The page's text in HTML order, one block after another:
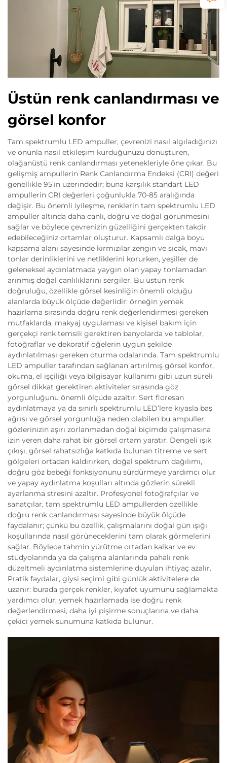
Üstün renk canlandırması ve
görsel konfor
Tam spektrumlu LED ampuller, çevrenizi nasıl algıladığınızı
ve onunla nasıl etkileşim kurduğunuzu dönüştüren,
olağanüstü renk canlandırması yetenekleriyle öne çıkar. Bu
gelişmiş ampullerin Renk Canlandırma Endeksi (CRI) değeri
genellikle 95’in üzerindedir; buna karşılık standart LED
ampullerin CRI değerleri çoğunlukla 70-85 aralığında
değişir. Bu önemli iyileşme, renklerin tam spektrumlu LED
ampuller altında daha canlı, doğru ve doğal görünmesini
sağlar ve böylece çevrenizin güzelliğini gerçekten takdir
edebileceğiniz ortamlar oluşturur. Kapsamlı dalga boyu
kapsama alanı sayesinde kırmızılar zengin ve sıcak, mavi
tonlar derinliklerini ve netliklerini korurken, yeşiller de
geleneksel aydınlatmada yaygın olan yapay tonlamadan
arınmış doğal canlılıklarını sergiler. Bu üstün renk
doğruluğu, özellikle görsel kesinliğin önemli olduğu
alanlarda büyük ölçüde değerlidir: örneğin yemek
hazırlama sırasında doğru renk değerlendirmesi gereken
mutfaklarda, makyaj uygulaması ve kişisel bakım için
gerçekçi renk temsili gerektiren banyolarda ve tablolar,
fotoğraflar ve dekoratif öğelerin uygun şekilde
aydınlatılması gereken oturma odalarında. Tam spektrumlu
LED ampuller tarafından sağlanan artırılmış görsel konfor,
okuma, el işçiliği veya bilgisayar kullanımı gibi uzun süreli
görsel dikkat gerektiren aktiviteler sırasında göz
yorgunluğunu önemli ölçüde azaltır. Sert floresan
aydınlatmaya ya da sınırlı spektrumlu LED’lere kıyasla baş
ağrısı ve görsel yorgunluğa neden olabilen bu ampuller,
gözlerinizin aşırı zorlanmadan doğal biçimde çalışmasına
izin veren daha rahat bir görsel ortam yaratır. Dengeli ışık
çıkışı, görsel rahatsızlığa katkıda bulunan titreme ve sert
gölgeleri ortadan kaldırırken, doğal spektrum dağılımı,
doğru göz bebeği fonksiyonunu sürdürmeye yardımcı olur
ve yapay aydınlatma koşulları altında gözlerin sürekli
ayarlanma stresini azaltır. Profesyonel fotoğrafçılar ve
sanatçılar, tam spektrumlu LED ampullerden özellikle
doğru renk canlandırması sayesinde büyük ölçüde
faydalanır; çünkü bu özellik, çalışmalarını doğal gün ışığı
koşullarında nasıl görüneceklerini tam olarak görmelerini
sağlar. Böylece tahmin yürütme ortadan kalkar ve ev
stüdyolarında ya da çalışma alanlarında pahalı renk
düzeltmeli aydınlatma sistemlerine duyulan ihtiyaç azalır.
Pratik faydalar, giysi seçimi gibi günlük aktivitelere de
uzanır: burada gerçek renkler, kıyafet uyumunu sağlamakta
yardımcı olur; yemek hazırlamada ise doğru renk
değerlendirmesi, daha iyi pişirme sonuçlarına ve daha
çekici yemek sunumuna katkıda bulunur.